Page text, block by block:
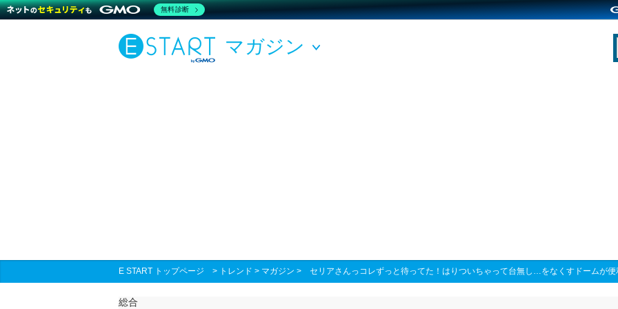
マガジン
E START トップページ > トレンド > マガジン > セリアさんっコレずっと待ってた！はりついちゃって台無し…をなくすドームが
総合
無料診断